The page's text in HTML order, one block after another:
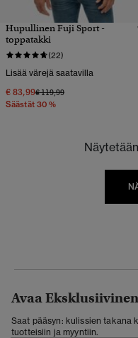
Hupullinen Fuji Sport -
toppatakki
(22)
Lisää värejä saatavilla
€ 83,99Hinta alennettu hinnasta
€ 119,99hintaan
Säästät 30 %
Avaa
Saat pääsyn: kulissien takana
tuotteisiin ja myyntiin.